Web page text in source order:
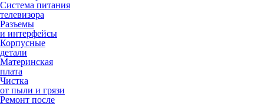
Система питания
телевизора
Разъемы
и интерфейсы
Корпусные
детали
Материнская
плата
Чистка
от пыли и грязи
Ремонт после